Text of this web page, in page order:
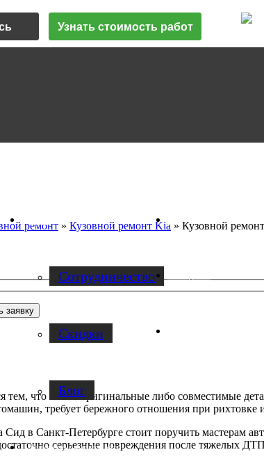
Узнать стоимость работ
Cотрудничество
Скидки
Блог
Услуги по ремонту авто
ремонт » Кузовной ремонт Kia » Кузовной
тем, что найти оригинальные либо совместимые
требует бережного отношения при
в Санкт-Петербурге стоит поручить мастерам
серьезные повреждения после тяжелых